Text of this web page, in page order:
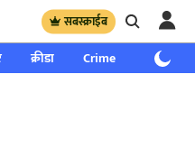
सबस्क्राईब
क्रीडा Crime साप्ताहिक